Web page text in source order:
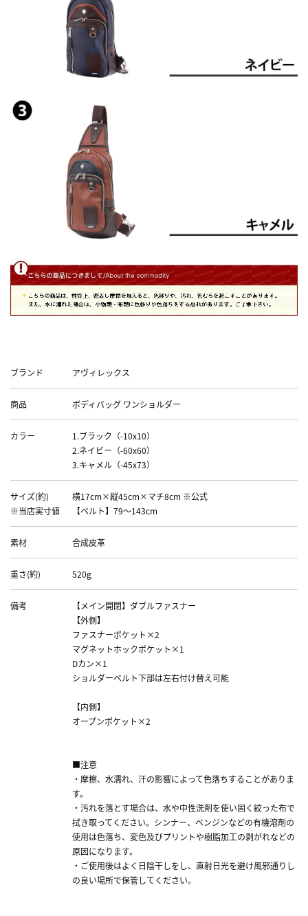
ブランド
アヴィレックス
商品 ボディバッグ ワンショルダー
カラー
1.ブラック（-10x10）
2.ネイビー（-60x60）
3.キャメル（-45x73）
サイズ(約)
※当店実寸値
横17cm×縦45cm×マチ8cm ※公式
【ベルト】79～143cm
素材 合成皮革
重さ(約) 520g
備考
【メイン開閉】ダブルファスナー
【外側】
ファスナーポケット×2
マグネットホックポケット×1
Dカン×1
ショルダーベルト下部は左右付け替え可能
【内側】
オープンポケット×2
■注意
・摩擦、水濡れ、汗の影響によって色落ちすることがありま
す。
・汚れを落とす場合は、水や中性洗剤を使い固く絞った布で
拭き取ってください。シンナー、ベンジンなどの有機溶剤の
使用は色落ち、変色及びプリントや樹脂加工の剥がれなどの
原因になります。
・ご使用後はよく日陰干しをし、直射日光を避け風邪通りし
の良い場所で保管してください。